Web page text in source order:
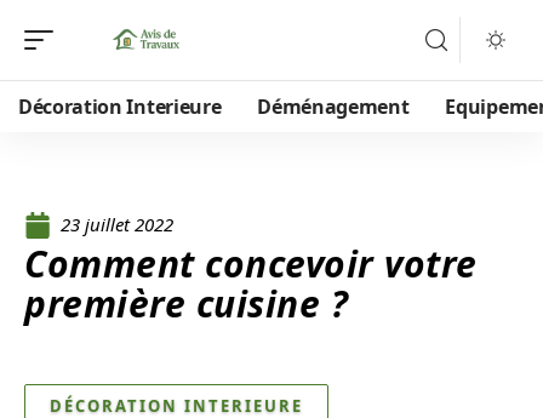
Décoration Interieure Déménagement
23 juillet 2022
Comment concevoir votre
première cuisine ?
DÉCORATION INTERIEURE